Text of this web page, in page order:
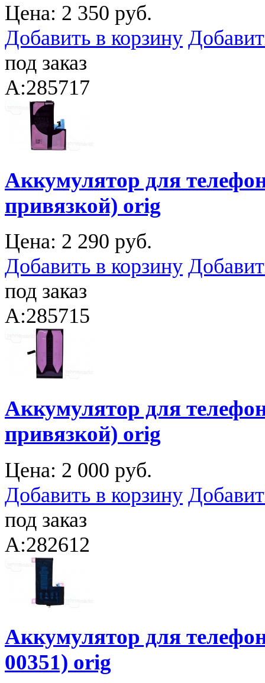
Цена: 2 350 руб.
Добавить в корзину
под заказ
A:285717
Аккумулятор для
привязкой) orig
Цена: 2 290 руб.
Добавить в корзину
под заказ
A:285715
Аккумулятор для
привязкой) orig
Цена: 2 000 руб.
Добавить в корзину
под заказ
A:282612
Аккумулятор для
00351) orig